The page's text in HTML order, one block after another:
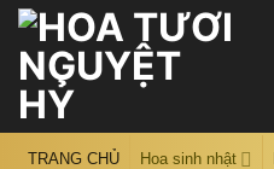
Skip
content
TRANG CHỦ Hoa sinh nhật